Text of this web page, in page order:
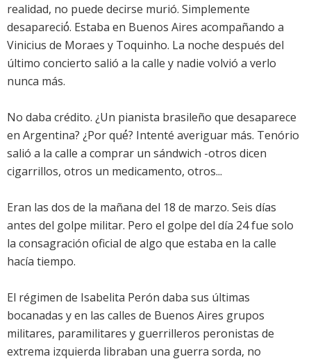
realidad, no puede decirse murió. Simplemente
desapareció́. Estaba en Buenos Aires acompañando a
Vinicius de Moraes y Toquinho. La noche después del
último concierto salió a la calle y nadie volvió a verlo
nunca más.
No daba crédito. ¿Un pianista brasileño que desaparece
en Argentina? ¿Por qué́? Intenté averiguar más. Tenório
salió a la calle a comprar un sándwich -otros dicen
cigarrillos, otros un medicamento, otros...
Eran las dos de la mañana del 18 de marzo. Seis días
antes del golpe militar. Pero el golpe del día 24 fue solo
la consagración oficial de algo que estaba en la calle
hacía tiempo.
El régimen de Isabelita Perón daba sus últimas
bocanadas y en las calles de Buenos Aires grupos
militares, paramilitares y guerrilleros peronistas de
extrema izquierda libraban una guerra sorda, no